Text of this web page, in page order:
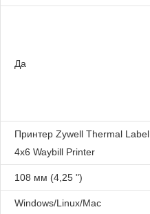
Да
Принтер Zywell Thermal Label
4x6 Waybill Printer
108 мм (4,25 ")
Windows/Linux/Mac